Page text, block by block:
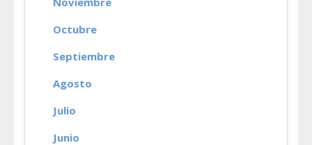
Octubre
Septiembre
Agosto
Julio
Junio